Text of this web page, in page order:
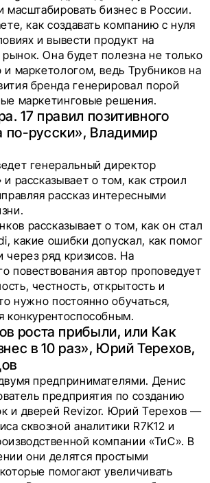
масштабировать бизнес в России.
как создавать компанию с нуля
и вывести продукт на
Она будет полезна не только
маркетологом, ведь Трубников на
бренда генерировал порой
маркетинговые решения.
17 правил позитивного
русски», Владимир
генеральный директор
и рассказывает о том, как строил
рассказ интересными
рассказывает о том, как он стал
какие ошибки допускал, как помог
через ряд кризисов. На
повествования автор проповедует
честность, открытость и
нужно постоянно обучаться,
конкурентоспособным.
роста прибыли, или Как
в 10 раз», Юрий Терехов,
предпринимателями. Денис
предприятия по созданию
и дверей Revizor. Юрий Терехов —
сквозной аналитики R7K12 и
компании «ТиС». В
они делятся простыми
помогают увеличивать